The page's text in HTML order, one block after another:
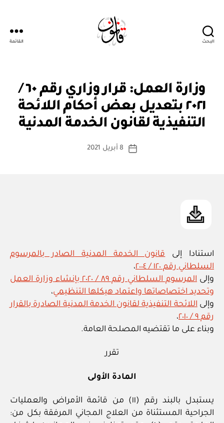
البحث القائمة
التصنيفات
وزارة العمل: قرار وزاري رقم ٦٠ /
٢٠٢١ بتعديل بعض أحكام اللائحة
التنفيذية لقانون الخدمة المدنية
كاتب
بو
س
ة
تاريخ
8 أبريل 2021
استنادا إلى قانون الخدمة المدنية الصادر بالمرسوم
السلطاني رقم ١٢٠ / ٢٠٠٤
،
وإلى
المرسوم السلطاني رقم ٨٩ / ٢٠٢٠ بإنشاء وزارة العمل
وتحديد اختصاصاتها واعتماد هيكلها التنظيمي،
وإلى اللائحة التنفيذية لقانون الخدمة المدنية الصادرة بالقرار
رقم ٩ / ٢٠١٠
،
وبناء على ما تقتضيه المصلحة العامة.
تقرر
المادة الأولى
يستبدل بالبند رقم (١١) من قائمة الأمراض والعمليات
الجراحية المستثناة من العلاج المجاني المرفقة بكل من: